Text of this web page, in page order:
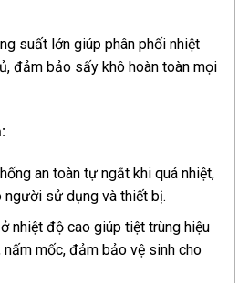
suất lớn giúp phân phối nhiệt
đảm bảo sấy khô hoàn toàn mọi
an toàn tự ngắt khi quá nhiệt,
người sử dụng và thiết bị.
nhiệt độ cao giúp tiệt trùng hiệu
mốc, đảm bảo vệ sinh cho